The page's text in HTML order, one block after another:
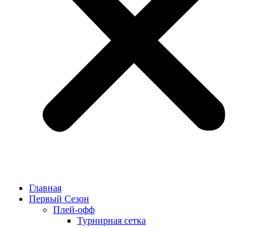
Главная
Первый Сезон
Плей-офф
Турнирная сетка